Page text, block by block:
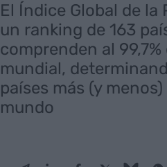
El Índice Global de la
un ranking de 163
comprenden al
mundial,
países más (y
mundo